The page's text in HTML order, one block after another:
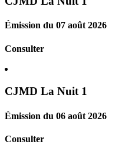
Émission du 07 août 2026
Consulter
CJMD La Nuit 1
Émission du 06 août 2026
Consulter